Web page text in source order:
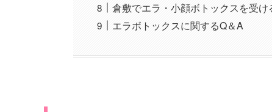
倉敷でエラ・小顔ボトックスを受
エラボトックスに関するQ＆A